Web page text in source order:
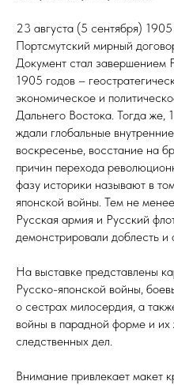
23 августа (5 сентября)
Портсмутский мирный
Документ стал завершением
1905 годов –
экономическое и
Дальнего Востока. Тогда же,
ждали глобальные
воскресенье, восстание на
причин перехода
фазу историки называют в
японской войны. Тем не
Русская армия и Русский
демонстрировали доблесть и
На выставке представлены
Русско-японской войны,
о сестрах милосердия, а
войны в парадной форме и
следственных дел.
Внимание привлекает макет